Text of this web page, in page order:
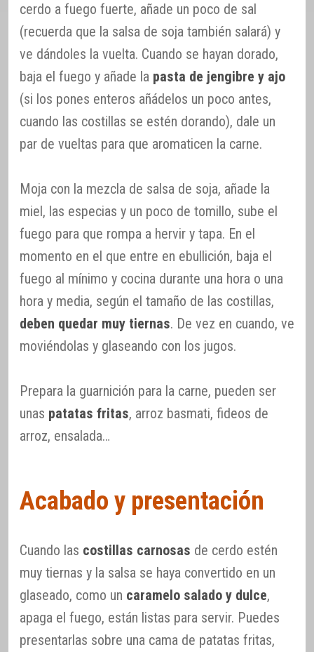
cerdo a fuego fuerte, añade un poco de sal
(recuerda que la salsa de soja también salará) y
ve dándoles la vuelta. Cuando se hayan dorado,
baja el fuego y añade la pasta de jengibre y ajo
(si los pones enteros añádelos un poco antes,
cuando las costillas se estén dorando), dale un
par de vueltas para que aromaticen la carne.
Moja con la mezcla de salsa de soja, añade la
miel, las especias y un poco de tomillo, sube el
fuego para que rompa a hervir y tapa. En el
momento en el que entre en ebullición, baja el
fuego al mínimo y cocina durante una hora o una
hora y media, según el tamaño de las costillas,
deben quedar muy tiernas. De vez en cuando, ve
moviéndolas y glaseando con los jugos.
Prepara la guarnición para la carne, pueden ser
unas patatas fritas, arroz basmati, fideos de
arroz, ensalada…
Acabado y presentación
Cuando las costillas carnosas de cerdo estén
muy tiernas y la salsa se haya convertido en un
glaseado, como un caramelo salado y dulce,
apaga el fuego, están listas para servir. Puedes
presentarlas sobre una cama de patatas fritas,